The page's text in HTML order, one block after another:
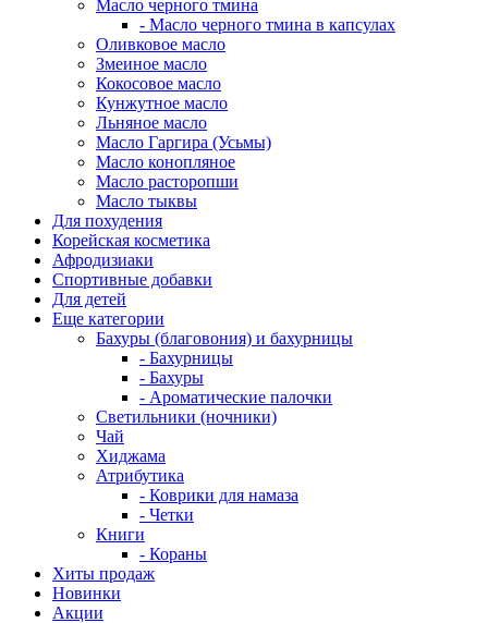
Масло черного тмина
- Масло черного тмина в капсулах
Оливковое масло
Змеиное масло
Кокосовое масло
Кунжутное масло
Льняное масло
Масло Гаргира (Усьмы)
Масло конопляное
Масло расторопши
Масло тыквы
Для похудения
Корейская косметика
Афродизиаки
Спортивные добавки
Для детей
Еще категории
Бахуры (благовония) и бахурницы
- Бахурницы
- Бахуры
- Ароматические палочки
Светильники (ночники)
Чай
Хиджама
Атрибутика
- Коврики для намаза
- Четки
Книги
- Кораны
Хиты продаж
Новинки
Акции